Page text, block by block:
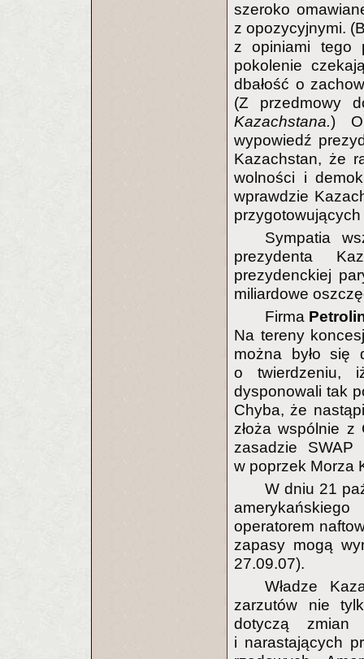
szeroko
z opozycyjnymi.
z opiniami tego
pokolenie
dbałość o
(Z przedmowy
Kazachstana.)
wypowiedź
Kazachstan, że
wolności i
wprawdzie
Sympatia
prezydenta
prezydenckiej
miliardowe
Firma
Na tereny
można było się
o twierdzeniu,
dysponowali tak
Chyba, że
złoża wspólnie
zasadzie
w poprzek Morza
W dniu 21
operatorem
zapasy mogą
27.09.07).
Władze
zarzutów nie
dotyczą zmian
i narastających